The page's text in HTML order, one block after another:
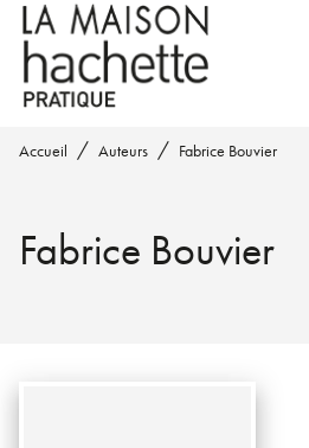
MENU RECHERCHE
PIED DE PAGE
Accueil / Auteurs / Fabrice Bouvier
Fabrice Bouvier